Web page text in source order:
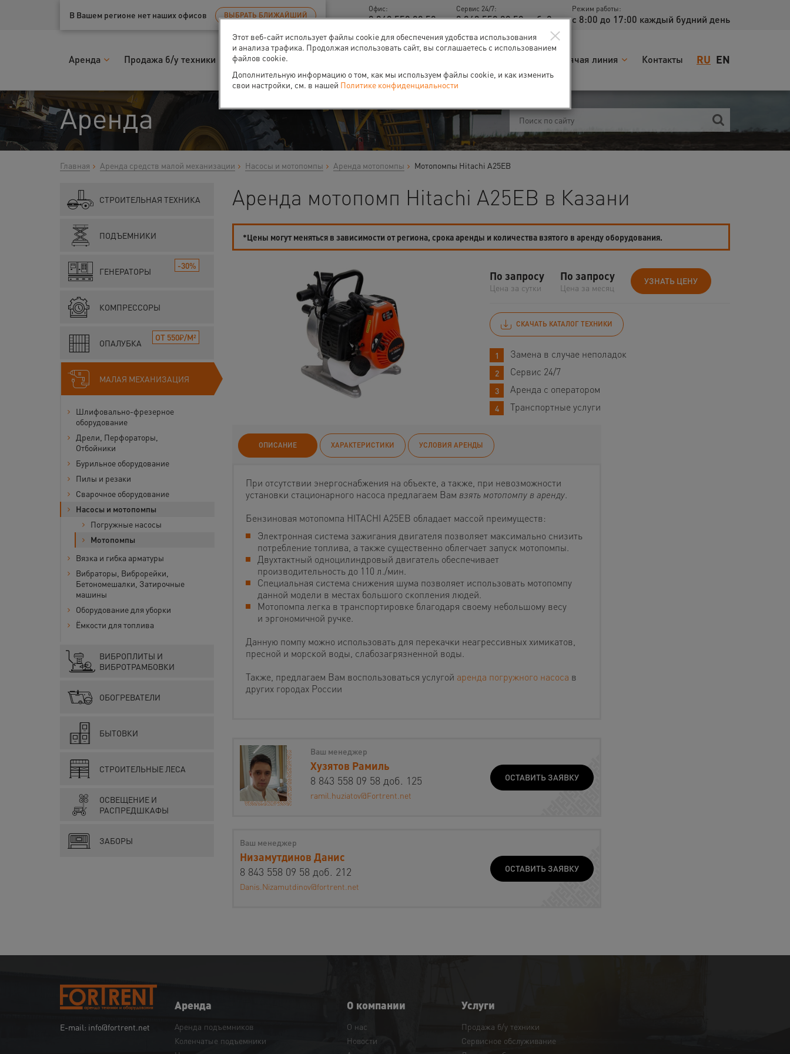
Ваш город:Казань
В Вашем регионе нет наших офисов ВЫБРАТЬ БЛИЖАЙШИЙ
Офис:
8 843 558 09 58
Сервис 24/7:
8 843 558 09 58 доб. 2
Режим работы:
с 8:00 до 17:00 каждый будний день
RU EN
Аренда Продажа б/у техники Запчасти Горячая линия Контакты
Аренда
Главная Аренда средств малой механизации Насосы и мотопомпы Аренда мотопомпы Мотопомпы Hitachi A25EB
СТРОИТЕЛЬНАЯ ТЕХНИКА
ПОДЪЕМНИКИ
ГЕНЕРАТОРЫ
-30%
КОМПРЕССОРЫ
ОПАЛУБКА
ОТ 550₽/М²
МАЛАЯ МЕХАНИЗАЦИЯ
Шлифовально-фрезерное
оборудование
Дрели, Перфораторы,
Отбойники
Бурильное оборудование
Пилы и резаки
Сварочное оборудование
Насосы и мотопомпы
Погружные насосы
Мотопомпы
Вязка и гибка арматуры
Вибраторы, Виброрейки,
Бетономешалки, Затирочные
машины
Оборудование для уборки
Ёмкости для топлива
ВИБРОПЛИТЫ И
ВИБРОТРАМБОВКИ
ОБОГРЕВАТЕЛИ
БЫТОВКИ
СТРОИТЕЛЬНЫЕ ЛЕСА
ОСВЕЩЕНИЕ И
РАСПРЕДШКАФЫ
ЗАБОРЫ
Аренда мотопомп Hitachi A25EB в Казани
*Цены могут меняться в зависимости от региона, срока аренды и количества взятого в аренду оборудования.
По запросу
Цена за сутки
По запросу
Цена за месяц
УЗНАТЬ ЦЕНУ
СКАЧАТЬ КАТАЛОГ ТЕХНИКИ
Замена в случае неполадок
Сервис 24/7
Аренда с оператором
Транспортные услуги
ОПИСАНИЕ ХАРАКТЕРИСТИКИ УСЛОВИЯ АРЕНДЫ
При отсутствии энергоснабжения на объекте, а также, при невозможности
установки стационарного насоса предлагаем Вам взять мотопомпу в аренду.
Бензиновая мотопомпа HITACHI A25EB обладает массой преимуществ:
Электронная система зажигания двигателя позволяет максимально снизить
потребление топлива, а также существенно облегчает запуск мотопомпы.
Двухтактный одноцилиндровый двигатель обеспечивает
производительность до 110 л./мин.
Специальная система снижения шума позволяет использовать мотопомпу
данной модели в местах большого скопления людей.
Мотопомпа легка в транспортировке благодаря своему небольшому весу
и эргономичной ручке.
Данную помпу можно использовать для перекачки неагрессивных химикатов,
пресной и морской воды, слабозагрязненной воды.
Также, предлагаем Вам воспользоваться услугой аренда погружного насоса в
других городах России
Ваш менеджер
Хузятов Рамиль
8 843 558 09 58 доб. 125
ramil.huziatov@Fortrent.net
ОСТАВИТЬ ЗАЯВКУ
Ваш менеджер
Низамутдинов Данис
8 843 558 09 58 доб. 212
Danis.Nizamutdinov@fortrent.net
ОСТАВИТЬ ЗАЯВКУ
E-mail: info@fortrent.net
Аренда
Аренда подъемников
Коленчатые подъемники
О компании
О нас
Новости
Услуги
Продажа б/у техники
Сервисное обслуживание
×
Этот веб-сайт использует файлы cookie для обеспечения удобства использования
и анализа трафика. Продолжая использовать сайт, вы соглашаетесь с использованием
файлов cookie.
Дополнительную информацию о том, как мы используем файлы cookie, и как изменить
свои настройки, см. в нашей Политике конфиденциальности